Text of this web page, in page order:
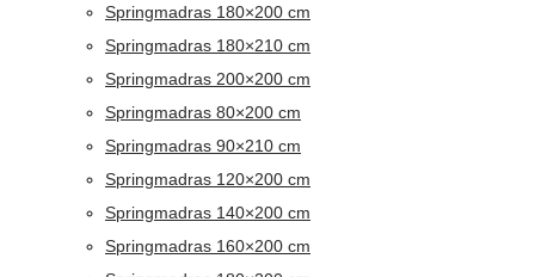
Springmadras 180×200 cm
Springmadras 180×210 cm
Springmadras 200×200 cm
Springmadras 80×200 cm
Springmadras 90×210 cm
Springmadras 120×200 cm
Springmadras 140×200 cm
Springmadras 160×200 cm